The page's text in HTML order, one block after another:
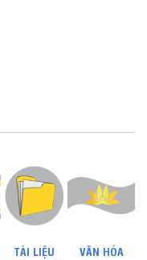
TÀI LIỆU
VĂN HÓA